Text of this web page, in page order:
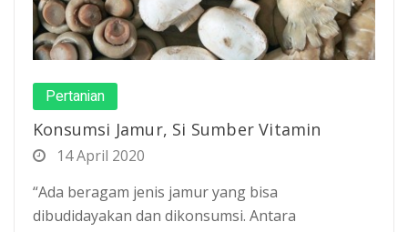
Pertanian
Konsumsi Jamur, Si Sumber Vitamin
14 April 2020
“Ada beragam jenis jamur yang bisa
dibudidayakan dan dikonsumsi. Antara